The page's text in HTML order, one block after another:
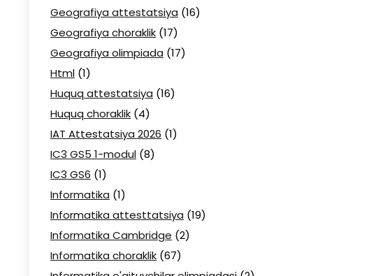
Geografiya attestatsiya (16)
Geografiya choraklik (17)
Geografiya olimpiada (17)
Html (1)
Huquq attestatsiya (16)
Huquq choraklik (4)
IAT Attestatsiya 2026 (1)
IC3 GS5 1-modul (8)
IC3 GS6 (1)
Informatika (1)
Informatika attesttatsiya (19)
Informatika Cambridge (2)
Informatika choraklik (67)